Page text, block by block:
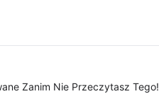
Zanim Nie Przeczytasz Tego!